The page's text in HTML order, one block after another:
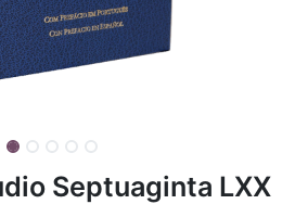
Septuaginta LXX